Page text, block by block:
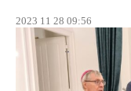
2023 11 28 09:56